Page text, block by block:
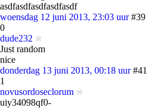
asdfasdfasdfasdfasdf
woensdag 12 juni 2013, 23:03 uur #39
0
dude232
Just random
nice
donderdag 13 juni 2013, 00:18 uur #41
1
novusordoseclorum
uiy34098qf0-